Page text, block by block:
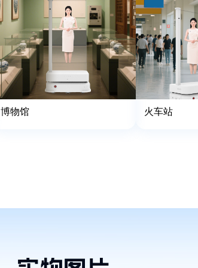
博物馆 火车站